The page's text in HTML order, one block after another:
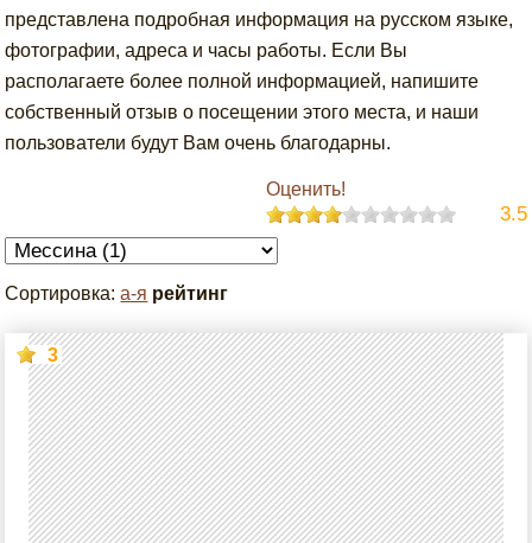
представлена подробная информация на русском языке,
фотографии, адреса и часы работы. Если Вы
располагаете более полной информацией, напишите
собственный отзыв о посещении этого места, и наши
пользователи будут Вам очень благодарны.
Оценить!
3.5
Сортировка:а-я рейтинг
3